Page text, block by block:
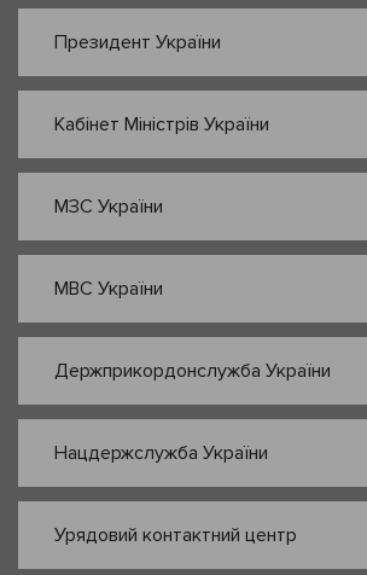
Президент України
Кабінет Міністрів України
МЗС України
МВС України
Держприкордонслужба України
Нацдержслужба України
Урядовий контактний центр